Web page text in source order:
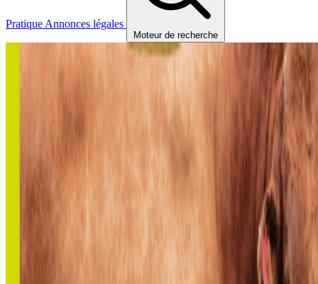
Pratique Annonces légales
Moteur de recherche